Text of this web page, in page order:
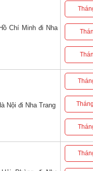
Chí Minh đi Nha
Nội đi Nha Trang